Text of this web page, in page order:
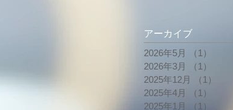
アーカイブ
2026年5月
（1）
2026年3月
（1）
2025年12月
（1）
2025年4月
（1）
2025年1月
（1）